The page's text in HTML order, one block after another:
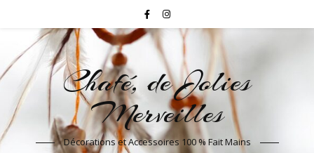
Chafé, de Jolies
Merveilles
Décorations et Accessoires 100 % Fait Mains